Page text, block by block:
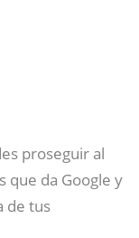
proseguir al
que da Google y
de tus